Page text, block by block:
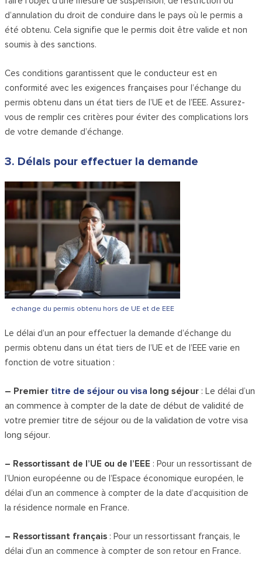
d’annulation du droit de conduire dans le pays où le permis a
été obtenu. Cela signifie que le permis doit être valide et non
soumis à des sanctions.
Ces conditions garantissent que le conducteur est en
conformité avec les exigences françaises pour l’échange du
permis obtenu dans un état tiers de l’UE et de l’EEE. Assurez-
vous de remplir ces critères pour éviter des complications lors
de votre demande d’échange.
3. Délais pour effectuer la demande
echange du permis obtenu hors de UE et de EEE
Le délai d’un an pour effectuer la demande d’échange du
permis obtenu dans un état tiers de l’UE et de l’EEE varie en
fonction de votre situation :
– Premier titre de séjour ou visa long séjour : Le délai d’un
an commence à compter de la date de début de validité de
votre premier titre de séjour ou de la validation de votre visa
long séjour.
– Ressortissant de l’UE ou de l’EEE : Pour un ressortissant de
l’Union européenne ou de l’Espace économique européen, le
délai d’un an commence à compter de la date d’acquisition de
la résidence normale en France.
– Ressortissant français : Pour un ressortissant français, le
délai d’un an commence à compter de son retour en France.